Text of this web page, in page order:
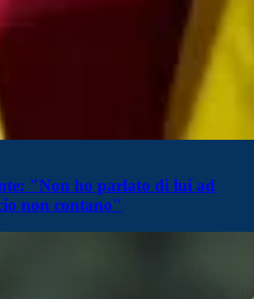
"Non ho parlato di lui ad
non contano"